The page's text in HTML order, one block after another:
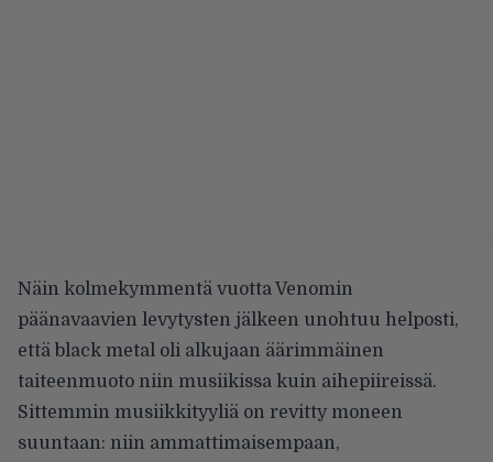
Näin kolmekymmentä vuotta Venomin
päänavaavien levytysten jälkeen unohtuu helposti,
että black metal oli alkujaan äärimmäinen
taiteenmuoto niin musiikissa kuin aihepiireissä.
Sittemmin musiikkityyliä on revitty moneen
suuntaan: niin ammattimaisempaan,